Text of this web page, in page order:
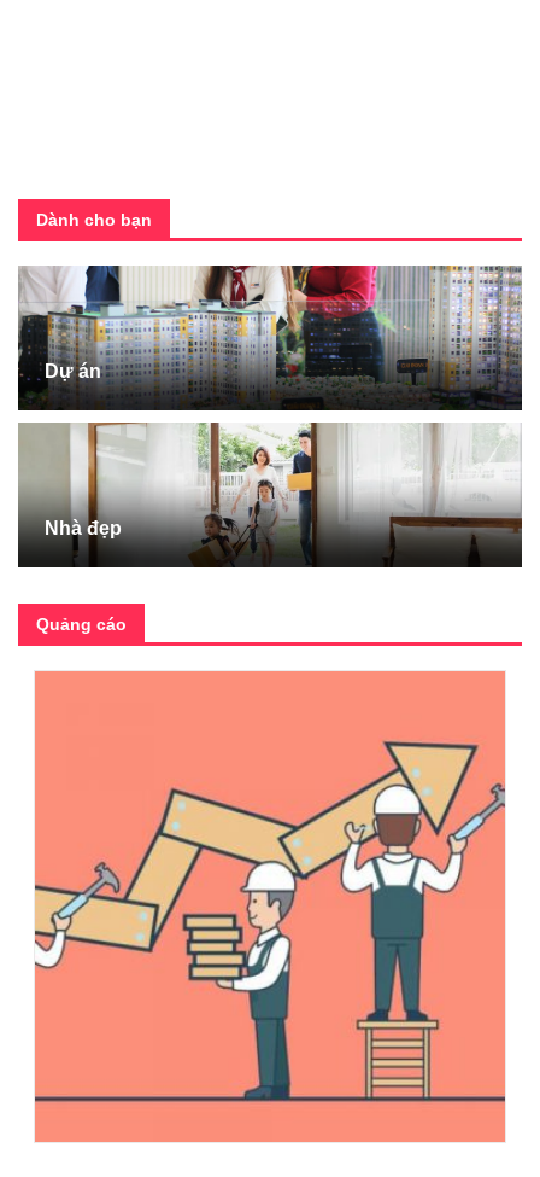
Dành cho bạn
Dự án
Nhà đẹp
Quảng cáo